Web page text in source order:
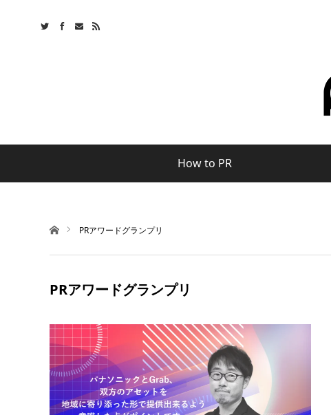
How to PR
ホームPRアワードグランプリ
PRアワードグランプリ